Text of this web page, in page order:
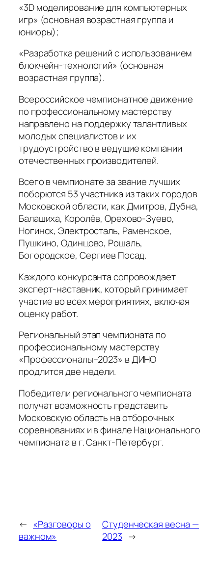
«3D моделирование для компьютерных
игр» (основная возрастная группа и
юниоры);
«Разработка решений с использованием
блокчейн-технологий» (основная
возрастная группа).
Всероссийское чемпионатное движение
по профессиональному мастерству
направлено на поддержку талантливых
молодых специалистов и их
трудоустройство в ведущие компании
отечественных производителей.
Всего в чемпионате за звание лучших
поборются 53 участника из таких городов
Московской области, как Дмитров, Дубна,
Балашиха, Королёв, Орехово-Зуево,
Ногинск, Электросталь, Раменское,
Пушкино, Одинцово, Рошаль,
Богородское, Сергиев Посад.
Каждого конкурсанта сопровождает
эксперт-наставник, который принимает
участие во всех мероприятиях, включая
оценку работ.
Региональный этап чемпионата по
профессиональному мастерству
«Профессионалы–2023» в ДИНО
продлится две недели.
Победители регионального чемпионата
получат возможность представить
Московскую область на отборочных
соревнованиях и в финале Национального
чемпионата в г. Санкт-Петербург.
← «Разговоры о
важном»
Студенческая весна —
2023 →